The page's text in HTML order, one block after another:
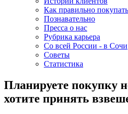
Как правильно
Познавательно
Пресса о нас
Рубрика карьера
Со всей России - в Сочи
Советы
Статистика
Планируете покупку
хотите принять